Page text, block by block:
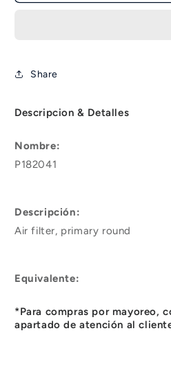
Share
Descripcion & Detalles
Nombre:
P182041
Descripción:
Air filter, primary round
Equivalente:
*Para compras por mayoreo,
apartado de atención al